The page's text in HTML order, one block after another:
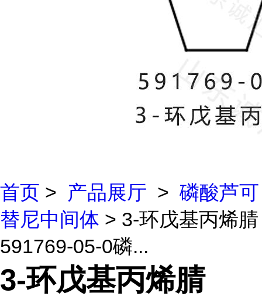
首页 > 产品展厅 > 磷酸芦可
替尼中间体 > 3-环戊基丙烯腈
591769-05-0磷...
3-环戊基丙烯腈